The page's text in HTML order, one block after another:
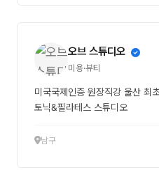
오브 스튜디오
미용·뷰티
미국국제인증 원장직강 울산 최
토닉&필라테스 스튜디오
남구